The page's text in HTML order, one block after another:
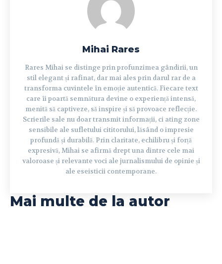
Mihai Rares
Rares Mihai se distinge prin profunzimea gândirii, un
stil elegant și rafinat, dar mai ales prin darul rar de a
transforma cuvintele în emoție autentică. Fiecare text
care îi poartă semnătura devine o experiență intensă,
menită să captiveze, să inspire și să provoace reflecție.
Scrierile sale nu doar transmit informații, ci ating zone
sensibile ale sufletului cititorului, lăsând o impresie
profundă și durabilă. Prin claritate, echilibru și forță
expresivă, Mihai se afirmă drept una dintre cele mai
valoroase și relevante voci ale jurnalismului de opinie și
ale eseisticii contemporane.
Mai multe de la autor